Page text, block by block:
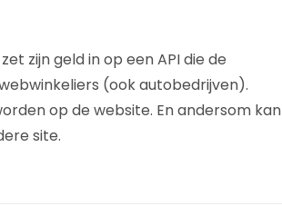
zijn geld in op een API die de
(ook autobedrijven).
op de website. En andersom kan
site.